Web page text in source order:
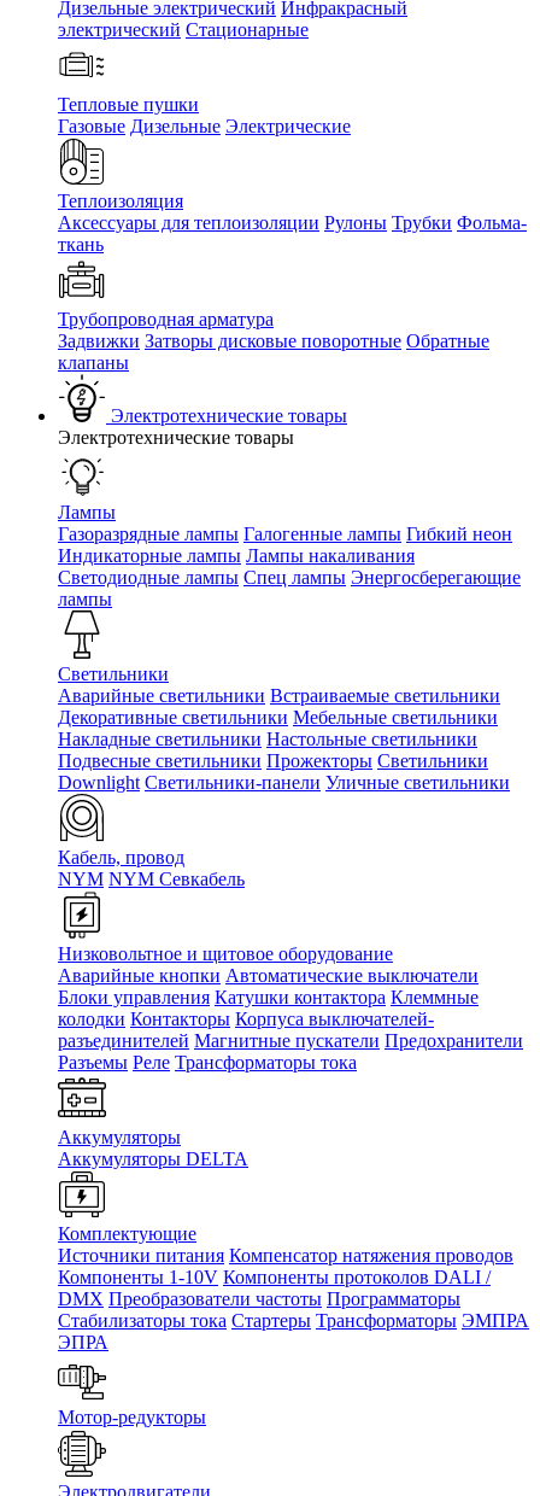
Дизельные электрический Инфракрасный
электрический Стационарные
Тепловые пушки
Газовые Дизельные Электрические
Теплоизоляция
Аксессуары для теплоизоляции Рулоны Трубки Фольма-
ткань
Трубопроводная арматура
Задвижки Затворы дисковые поворотные Обратные
клапаны
Электротехнические товары
Электротехнические товары
Лампы
Газоразрядные лампы Галогенные лампы Гибкий неон
Индикаторные лампы Лампы накаливания
Светодиодные лампы Спец лампы Энергосберегающие
лампы
Светильники
Аварийные светильники Встраиваемые светильники
Декоративные светильники Мебельные светильники
Накладные светильники Настольные светильники
Подвесные светильники Прожекторы Светильники
Downlight Светильники-панели Уличные светильники
Кабель, провод
NYM NYM Севкабель
Низковольтное и щитовое оборудование
Аварийные кнопки Автоматические выключатели
Блоки управления Катушки контактора Клеммные
колодки Контакторы Корпуса выключателей-
разъединителей Магнитные пускатели Предохранители
Разъемы Реле Трансформаторы тока
Аккумуляторы
Аккумуляторы DELTA
Комплектующие
Источники питания Компенсатор натяжения проводов
Компоненты 1-10V Компоненты протоколов DALI /
DMX Преобразователи частоты Программаторы
Стабилизаторы тока Стартеры Трансформаторы ЭМПРА
ЭПРА
Мотор-редукторы
Электродвигатели